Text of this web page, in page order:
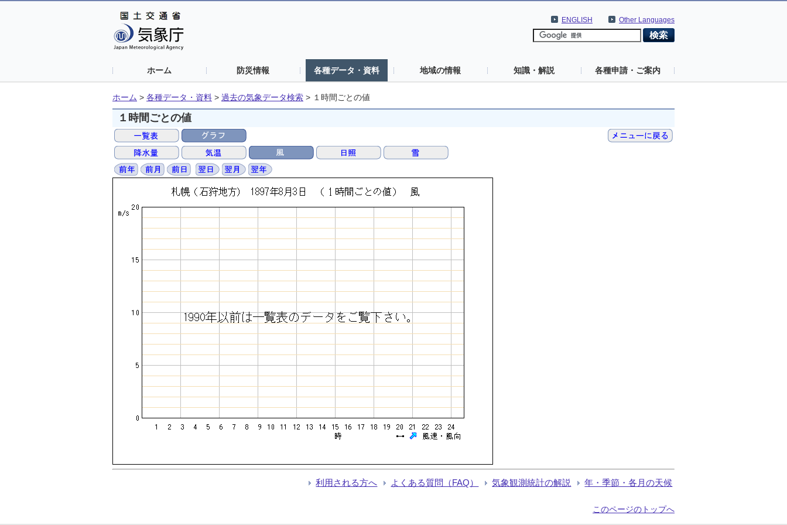
Other Languages
ENGLISH
ホーム 防災情報 各種データ・資料 地域の情報 知識・解説 各種申請・ご案内
ホーム > 各種データ・資料 > 過去の気象データ検索 > １時間ごとの値
１時間ごとの値
利用される方へ よくある質問（FAQ） 気象観測統計の解説 年・季節・各月の天候
このページのトップへ